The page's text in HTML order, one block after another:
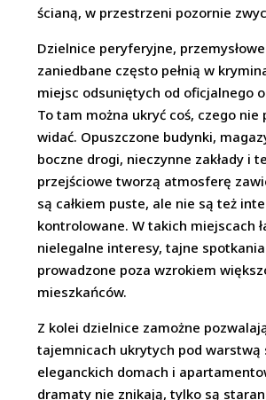
ścianą, w przestrzeni pozornie
Dzielnice peryferyjne,
zaniedbane często pełnią w
miejsc odsuniętych od oficjalnego
To tam można ukryć coś, czego nie
widać. Opuszczone budynki,
boczne drogi, nieczynne zakłady i
przejściowe tworzą atmosferę
są całkiem puste, ale nie są też
kontrolowane. W takich miejscach
nielegalne interesy, tajne spotkania
prowadzone poza wzrokiem
mieszkańców.
Z kolei dzielnice zamożne
tajemnicach ukrytych pod warstwą
eleganckich domach i
dramaty nie znikają, tylko są